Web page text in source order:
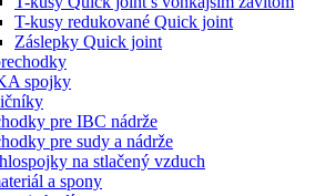
T-kusy redukované Quick joint
Záslepky Quick joint
spojky
pre IBC nádrže
pre sudy a nádrže
na stlačený vzduch
a spony